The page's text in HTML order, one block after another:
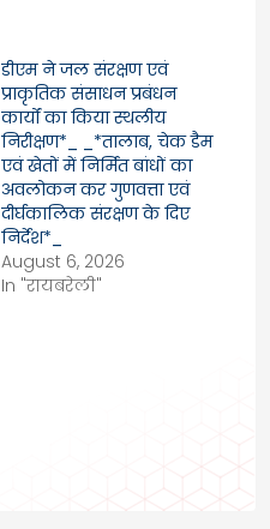
डीएम ने जल संरक्षण एवं
प्राकृतिक संसाधन प्रबंधन
कार्यों का किया स्थलीय
निरीक्षण*_ _*तालाब, चेक डैम
एवं खेतों में निर्मित बांधों का
अवलोकन कर गुणवत्ता एवं
दीर्घकालिक संरक्षण के दिए
निर्देश*_
August 6, 2026
In "रायबरेली"